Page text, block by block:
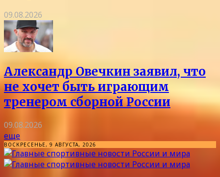
09.08.2026
Александр Овечкин заявил, что
не хочет быть играющим
тренером сборной России
09.08.2026
еще
ВОСКРЕСЕНЬЕ, 9 АВГУСТА, 2026